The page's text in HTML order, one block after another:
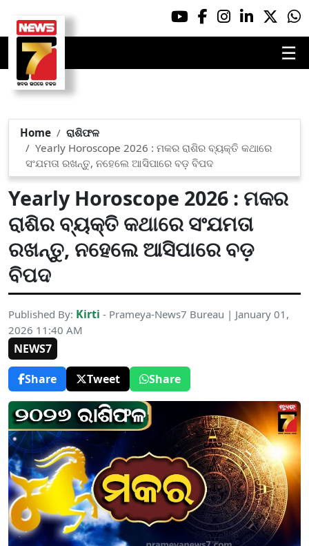
☰
Home
ରାଶିଫଳ
Yearly Horoscope 2026 : ମକର ରାଶିର ବ୍ୟକ୍ତି କଥାରେ
ସଂଯମତା ରଖନ୍ତୁ, ନହେଲେ ଆସିପାରେ ବଡ଼ ବିପଦ
Yearly Horoscope 2026 : ମକର
ରାଶିର ବ୍ୟକ୍ତି କଥାରେ ସଂଯମତା
ରଖନ୍ତୁ, ନହେଲେ ଆସିପାରେ ବଡ଼
ବିପଦ
Published By: Kirti - Prameya-News7 Bureau | January 01,
2026 11:40 AM
NEWS7
Share
Tweet Share